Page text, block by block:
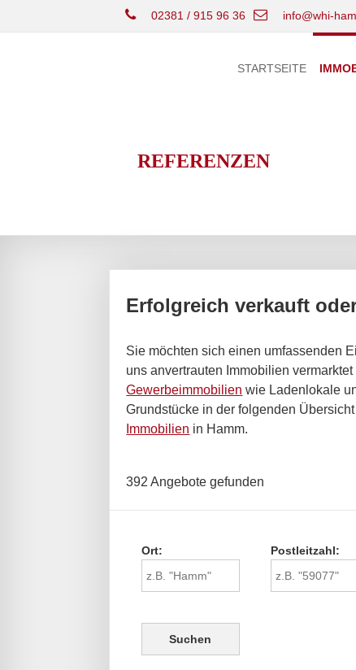
02381 / 915 96 36 info@whi-
STARTSEITE
REFERENZEN
Erfolgreich verkauft
Sie möchten sich einen umfassenden
uns anvertrauten Immobilien
Gewerbeimmobilien wie Ladenlokale
Grundstücke in der folgenden
Immobilien in Hamm.
392 Angebote gefunden
Ort: Postleitzahl: